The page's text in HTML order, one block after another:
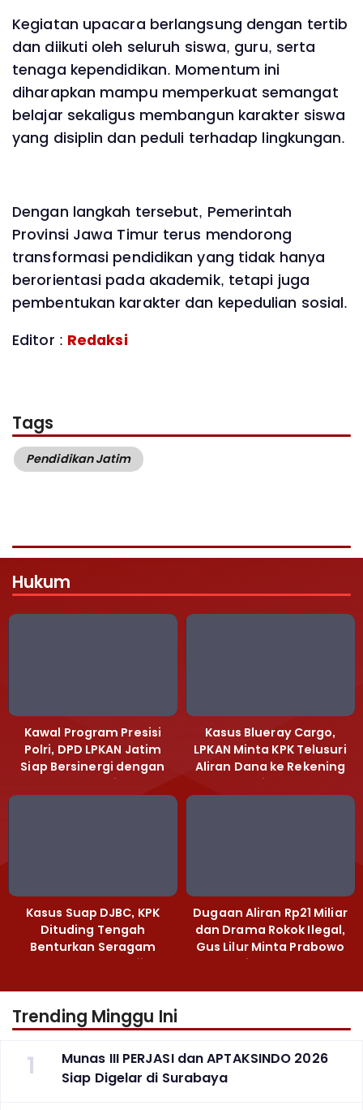
Kegiatan upacara berlangsung dengan tertib
dan diikuti oleh seluruh siswa, guru, serta
tenaga kependidikan. Momentum ini
diharapkan mampu memperkuat semangat
belajar sekaligus membangun karakter siswa
yang disiplin dan peduli terhadap lingkungan.
Dengan langkah tersebut, Pemerintah
Provinsi Jawa Timur terus mendorong
transformasi pendidikan yang tidak hanya
berorientasi pada akademik, tetapi juga
pembentukan karakter dan kepedulian sosial.
Editor : Redaksi
Tags
Pendidikan Jatim
Hukum
Kawal Program Presisi
Polri, DPD LPKAN Jatim
Siap Bersinergi dengan
Polda Jatim
Kasus Blueray Cargo,
LPKAN Minta KPK Telusuri
Aliran Dana ke Rekening
Heri Black
Kasus Suap DJBC, KPK
Dituding Tengah
Benturkan Seragam
Cokelat dengan Hijau
Dugaan Aliran Rp21 Miliar
dan Drama Rokok Ilegal,
Gus Lilur Minta Prabowo
Bertindak Tegas
Trending Minggu Ini
1
Munas III PERJASI dan APTAKSINDO 2026
Siap Digelar di Surabaya